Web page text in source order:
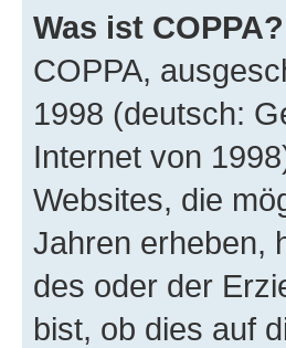
Was ist COPPA?
COPPA,
1998 (deutsch:
Internet von
Websites, die
Jahren erheben,
des oder der
bist, ob dies auf